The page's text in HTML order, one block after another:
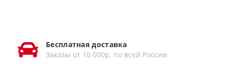
Бесплатная доставка
Заказы от 10 000р. по всей России